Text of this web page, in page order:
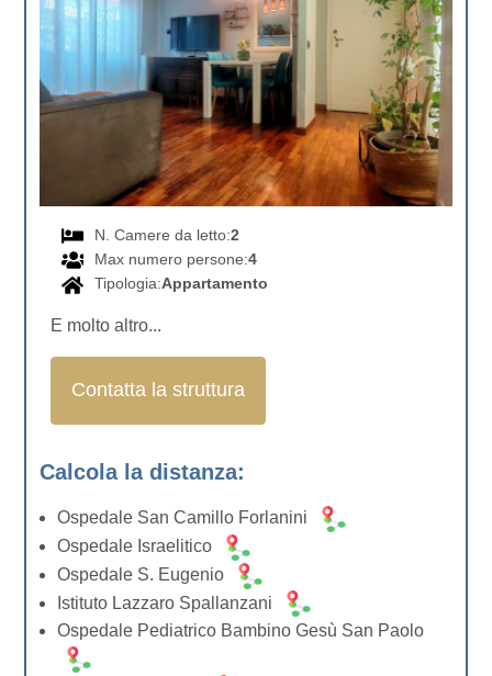
N. Camere da letto:2
Max numero persone:4
Tipologia:Appartamento
E molto altro...
Contatta la struttura
Calcola la distanza:
Ospedale San Camillo Forlanini
Ospedale Israelitico
Ospedale S. Eugenio
Istituto Lazzaro Spallanzani
Ospedale Pediatrico Bambino Gesù San Paolo